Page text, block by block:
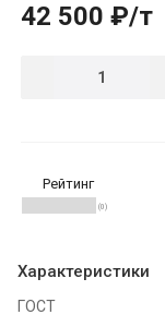
42 500 ₽/т
Рейтинг
(0)
Характеристики
ГОСТ